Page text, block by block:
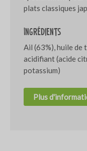
plats classiques
Ingrédients
Ail (63%), huile de
acidifiant (acide
potassium)
Plus